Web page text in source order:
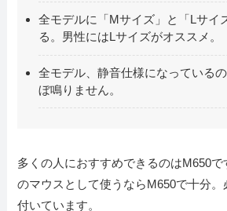
全モデルに「Mサイズ」と「Lサイ
る。男性にはLサイズがオススメ。
全モデル、静音仕様になっている
ぼ鳴りません。
多くの人におすすめできるのはM650
のマウスとして使うならM650で十分。
付いています。